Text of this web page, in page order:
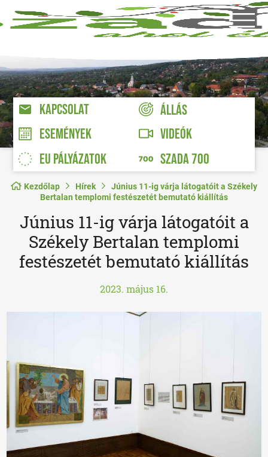
KAPCSOLAT
ÁLLÁS
ESEMÉNYEK
VIDEÓK
EU PÁLYÁZATOK
SZADA 700
Kezdőlap Hírek
Június 11-ig várja látogatóit a Székely
Bertalan templomi festészetét bemutató kiállítás
Június 11-ig várja látogatóit a
Székely Bertalan templomi
festészetét bemutató kiállítás
2023. május 16.